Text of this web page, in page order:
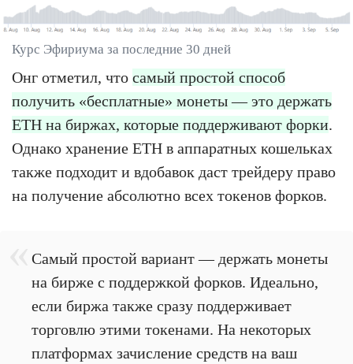
Курс Эфириума за последние 30 дней
Онг отметил, что самый простой способ
получить «бесплатные» монеты — это держать
ETH на биржах, которые поддерживают форки.
Однако хранение ETH в аппаратных кошельках
также подходит и вдобавок даст трейдеру право
на получение абсолютно всех токенов форков.
Самый простой вариант — держать монеты
на бирже с поддержкой форков. Идеально,
если биржа также сразу поддерживает
торговлю этими токенами. На некоторых
платформах зачисление средств на ваш